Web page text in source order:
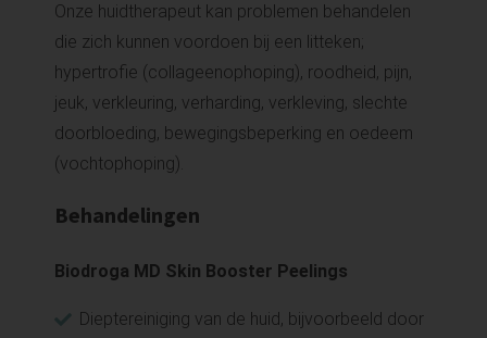
Onze huidtherapeut kan problemen behandelen
die zich kunnen voordoen bij een litteken;
hypertrofie (collageenophoping), roodheid, pijn,
jeuk, verkleuring, verharding, verkleving, slechte
doorbloeding, bewegingsbeperking en oedeem
(vochtophoping).
Behandelingen
Biodroga MD Skin Booster Peelings
Dieptereiniging van de huid, bijvoorbeeld door